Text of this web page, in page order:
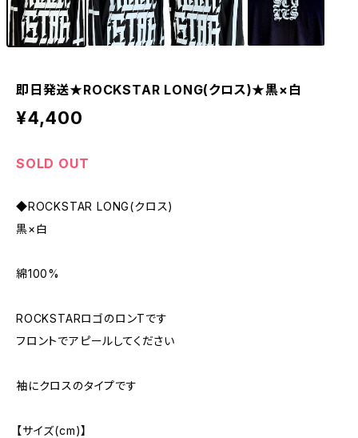
即日発送★ROCKSTAR LONG(クロス)★黒×白
¥4,400
SOLD OUT
◆ROCKSTAR LONG(クロス)
黒×白
綿100%
ROCKSTARロゴのロンTです
フロントでアピールしてください
袖にクロスのタイプです
【サイズ(cm)】